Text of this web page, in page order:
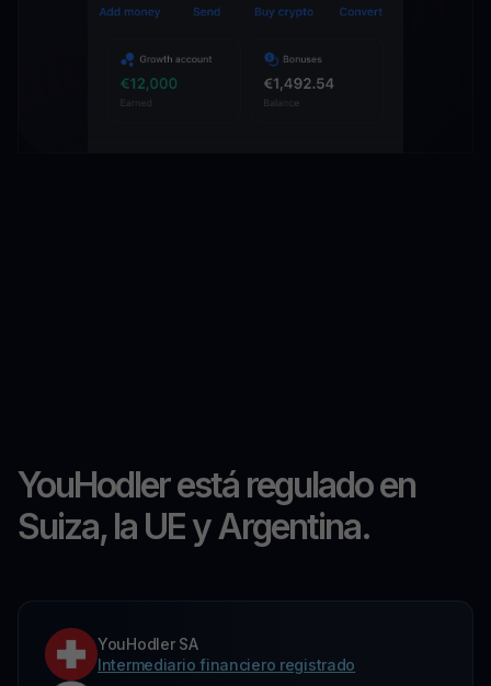
YouHodler está regulado en
Suiza, la UE y Argentina.
YouHodler SA
Intermediario financiero registrado